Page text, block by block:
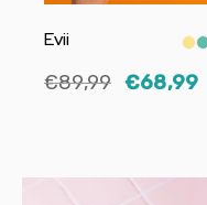
Evii
€89,99 €68,99